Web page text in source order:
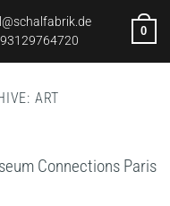
0
ART
Connections Paris